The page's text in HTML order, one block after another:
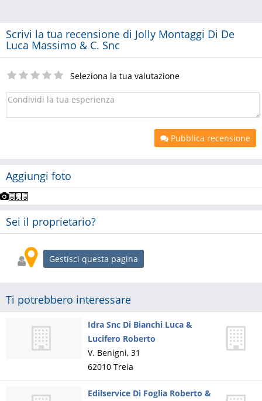
Scrivi la tua recensione di Jolly Montaggi Di De
Luca Massimo & C. Snc
Seleziona la tua valutazione
Pubblica recensione
Aggiungi foto
Sei il proprietario?
Gestisci questa pagina
Ti potrebbero interessare
Idra Snc Di Bianchi Luca &
Lucifero Roberto
V. Benigni, 31
62010 Treia
Edilservice Di Foglia Roberto &